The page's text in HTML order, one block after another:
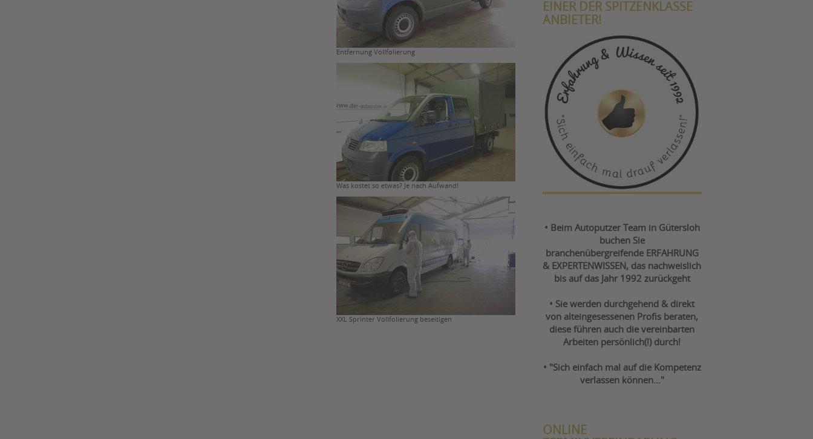
Entfernung Vollfolierung
Was kostet so etwas? Je nach Aufwand!
XXL Sprinter Vollfolierung beseitigen
EINER DER SPITZENKLASSE
ANBIETER!
• Beim Autoputzer Team in Gütersloh
buchen Sie
branchenübergreifende ERFAHRUNG
& EXPERTENWISSEN, das nachweislich
bis auf das Jahr 1992 zurückgeht
• Sie werden durchgehend & direkt
von alteingesessenen Profis beraten,
diese führen auch die vereinbarten
Arbeiten persönlich(!) durch!
• "Sich einfach mal auf die Kompetenz
verlassen können..."
ONLINE